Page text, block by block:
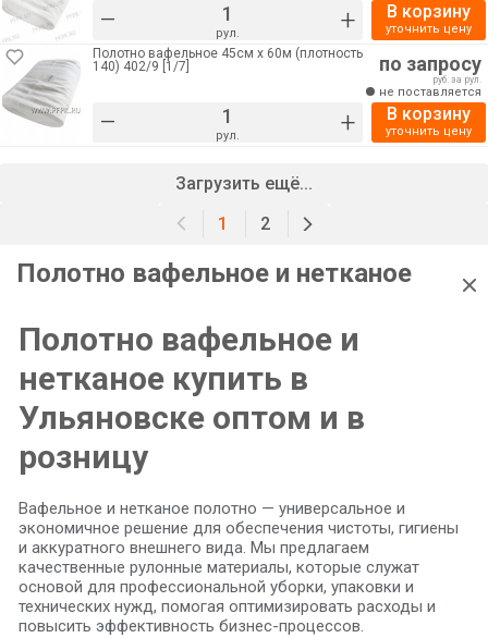
– рул. + В корзину
уточнить цену
Полотно вафельное 45см х 60м (плотность
140) 402/9 [1/7]
– рул. +
по запросу
руб. за рул.
не поставляется
В корзину
уточнить цену
Загрузить ещё...
1
2
Полотно вафельное и нетканое
Полотно вафельное и
нетканое купить в
Ульяновске оптом и в
розницу
Вафельное и нетканое полотно — универсальное и
экономичное решение для обеспечения чистоты, гигиены
и аккуратного внешнего вида. Мы предлагаем
качественные рулонные материалы, которые служат
основой для профессиональной уборки, упаковки и
технических нужд, помогая оптимизировать расходы и
повысить эффективность бизнес-процессов.